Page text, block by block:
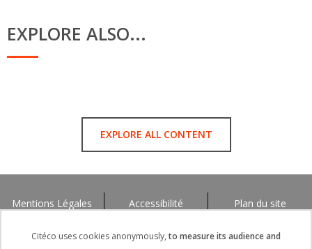
EXPLORE ALSO...
EXPLORE ALL CONTENT
Mentions Légales Accessibilité Plan du site
Citéco uses cookies anonymously, to measure its audience and